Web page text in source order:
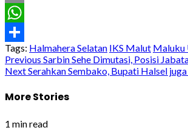
Email
WhatsApp
Share
Tags: Halmahera Selatan IKS Malut Maluku
Post
Previous Sarbin Sehe Dimutasi, Posisi
NextSerahkan Sembako, Bupati Halsel
More Stories
1 min read